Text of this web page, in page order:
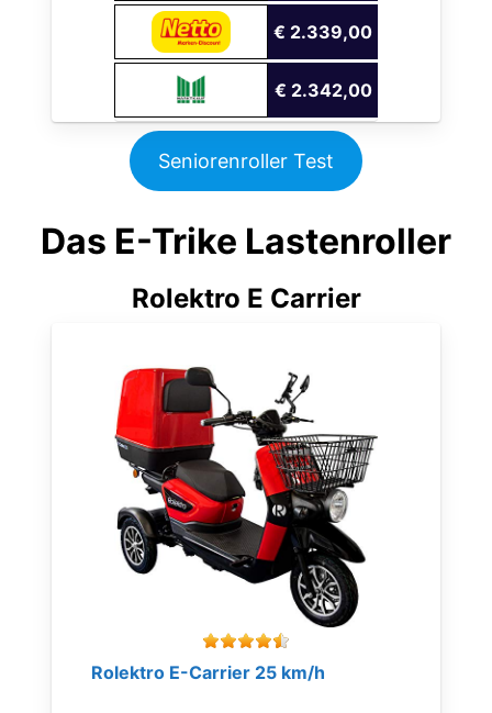
€ 2.339,00
€ 2.342,00
Seniorenroller Test
Das E-Trike Lastenroller
Rolektro E Carrier
Rolektro E-Carrier 25 km/h